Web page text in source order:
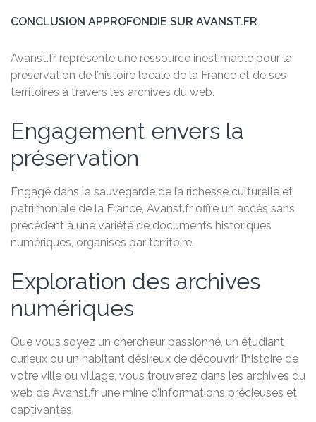
CONCLUSION APPROFONDIE SUR AVANST.FR
Avanst.fr représente une ressource inestimable pour la
préservation de l’histoire locale de la France et de ses
territoires à travers les archives du web.
Engagement envers la
préservation
Engagé dans la sauvegarde de la richesse culturelle et
patrimoniale de la France, Avanst.fr offre un accès sans
précédent à une variété de documents historiques
numériques, organisés par territoire.
Exploration des archives
numériques
Que vous soyez un chercheur passionné, un étudiant
curieux ou un habitant désireux de découvrir l’histoire de
votre ville ou village, vous trouverez dans les archives du
web de Avanst.fr une mine d’informations précieuses et
captivantes.